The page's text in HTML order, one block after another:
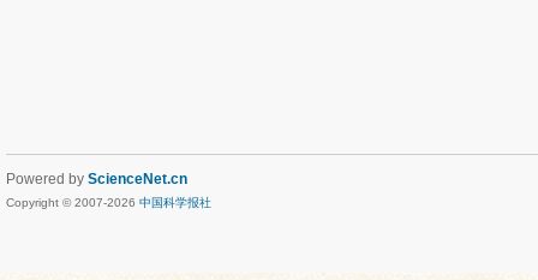
Powered by ScienceNet.cn
Copyright © 2007-2026 中国科学报社